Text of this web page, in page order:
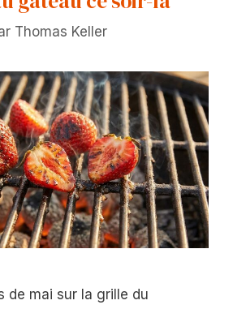
Thomas Keller
de mai sur la grille du